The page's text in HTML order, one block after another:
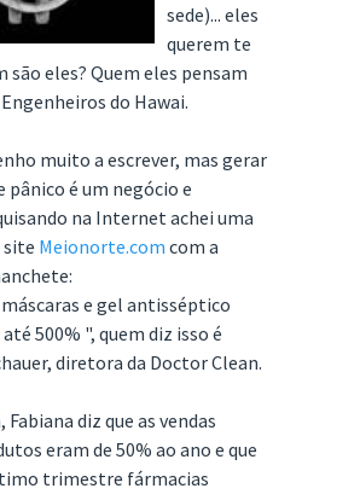
sede)... eles
querem te
são eles? Quem eles pensam
do Hawai.
muito a escrever, mas gerar
pânico é um negócio e
na Internet achei uma
Meionorte.com com a
máscaras e gel antisséptico
500% ", quem diz isso é
diretora da Doctor Clean.
diz que as vendas
eram de 50% ao ano e que
trimestre fármacias